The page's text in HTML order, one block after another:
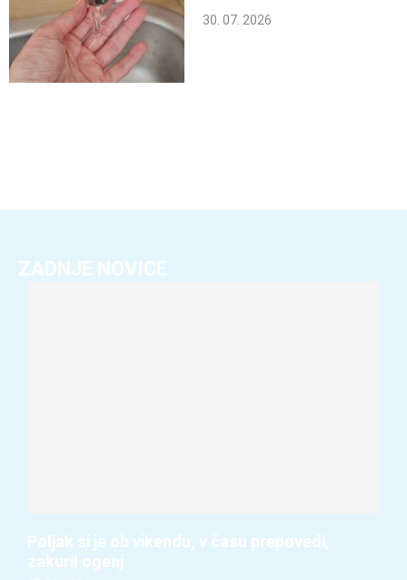
30. 07. 2026
ZADNJE NOVICE
Poljak si je ob vikendu, v času prepovedi,
zakuril ogenj